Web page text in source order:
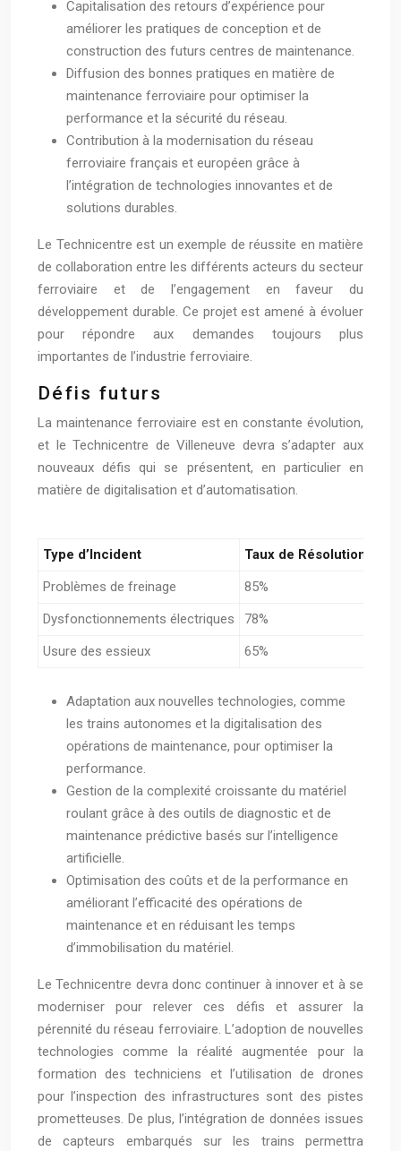
Capitalisation des retours d’expérience pour
améliorer les pratiques de conception et de
construction des futurs centres de maintenance.
Diffusion des bonnes pratiques en matière de
maintenance ferroviaire pour optimiser la
performance et la sécurité du réseau.
Contribution à la modernisation du réseau
ferroviaire français et européen grâce à
l’intégration de technologies innovantes et de
solutions durables.
Le Technicentre est un exemple de réussite en matière
de collaboration entre les différents acteurs du secteur
ferroviaire et de l’engagement en faveur du
développement durable. Ce projet est amené à évoluer
pour répondre aux demandes toujours plus
importantes de l’industrie ferroviaire.
Défis futurs
La maintenance ferroviaire est en constante évolution,
et le Technicentre de Villeneuve devra s’adapter aux
nouveaux défis qui se présentent, en particulier en
matière de digitalisation et d’automatisation.
Type d’Incident
Taux de Résolution
Problèmes de freinage
85%
Dysfonctionnements électriques
78%
Usure des essieux
65%
Adaptation aux nouvelles technologies, comme
les trains autonomes et la digitalisation des
opérations de maintenance, pour optimiser la
performance.
Gestion de la complexité croissante du matériel
roulant grâce à des outils de diagnostic et de
maintenance prédictive basés sur l’intelligence
artificielle.
Optimisation des coûts et de la performance en
améliorant l’efficacité des opérations de
maintenance et en réduisant les temps
d’immobilisation du matériel.
Le Technicentre devra donc continuer à innover et à se
moderniser pour relever ces défis et assurer la
pérennité du réseau ferroviaire. L’adoption de nouvelles
technologies comme la réalité augmentée pour la
formation des techniciens et l’utilisation de drones
pour l’inspection des infrastructures sont des pistes
prometteuses. De plus, l’intégration de données issues
de capteurs embarqués sur les trains permettra